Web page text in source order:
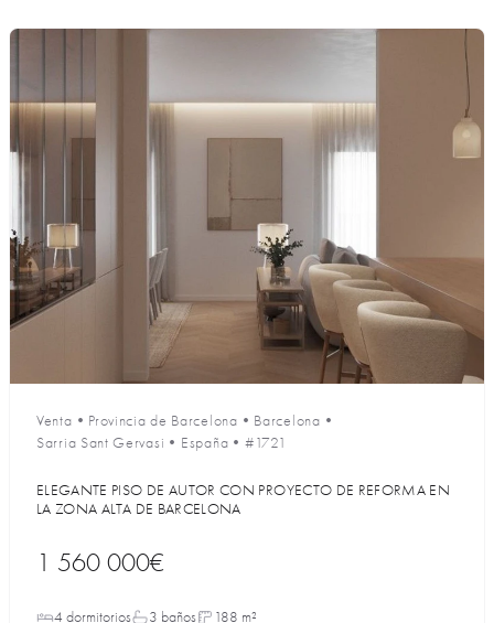
Venta • Provincia de Barcelona • Barcelona •
Sarria Sant Gervasi • España • #1721
ELEGANTE PISO DE AUTOR CON PROYECTO DE REFORMA EN
LA ZONA ALTA DE BARCELONA
1 560 000€
4 dormitorios 3 baños 188 m²